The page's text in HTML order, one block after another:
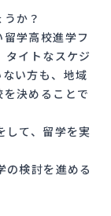
か？
学高校進学フ
タイトなスケジ
い方も、地域
決めることで
して、留学を実
の検討を進める